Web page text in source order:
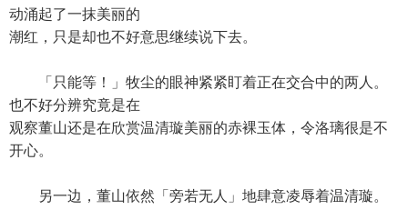
动涌起了一抹美丽的
潮红，只是却也不好意思继续说下去。
「只能等！」牧尘的眼神紧紧盯着正在交合中的两人。
也不好分辨究竟是在
观察董山还是在欣赏温清璇美丽的赤裸玉体，令洛璃很是不
开心。
另一边，董山依然「旁若无人」地肆意凌辱着温清璇。